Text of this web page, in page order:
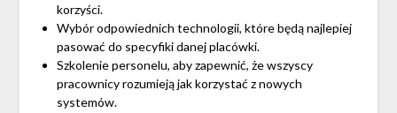
korzyści.
Wybór odpowiednich technologii, które będą najlepiej
pasować do specyfiki danej placówki.
Szkolenie personelu, aby zapewnić, że wszyscy
pracownicy rozumieją jak korzystać z nowych
systemów.